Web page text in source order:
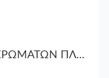
METRON ΔΙΑΧΩΡΙΣΤΙΚΑ 5 ΧΡΩΜΑΤΩΝ ΠΛΑΣΤ. Α4